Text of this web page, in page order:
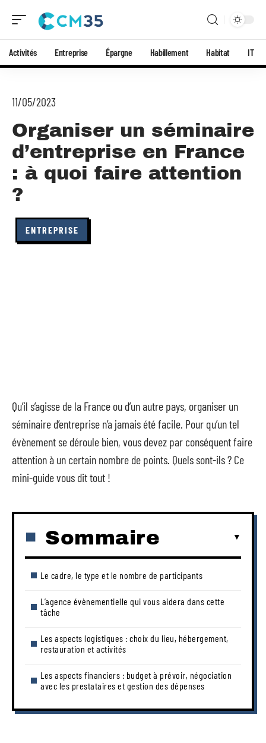
Activités Entreprise Épargne Habillement Habitat IT
11/05/2023
Organiser un séminaire
d’entreprise en France
: à quoi faire attention
?
ENTREPRISE
Qu’il s’agisse de la France ou d’un autre pays, organiser un
séminaire d’entreprise n’a jamais été facile. Pour qu’un tel
évènement se déroule bien, vous devez par conséquent faire
attention à un certain nombre de points. Quels sont-ils ? Ce
mini-guide vous dit tout !
Sommaire
Le cadre, le type et le nombre de participants
L’agence évènementielle qui vous aidera dans cette
tâche
Les aspects logistiques : choix du lieu, hébergement,
restauration et activités
Les aspects financiers : budget à prévoir, négociation
avec les prestataires et gestion des dépenses